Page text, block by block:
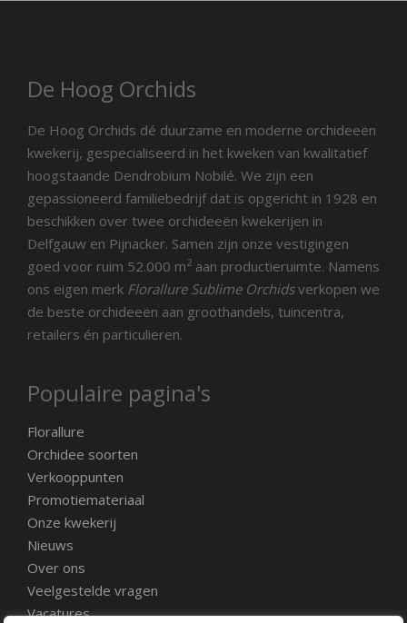
De Hoog Orchids
De Hoog Orchids dé duurzame en moderne orchideeën
kwekerij, gespecialiseerd in het kweken van kwalitatief
hoogstaande Dendrobium Nobilé. We zijn een
gepassioneerd familiebedrijf dat is opgericht in 1928 en
beschikken over twee orchideeën kwekerijen in
Delfgauw en Pijnacker. Samen zijn onze vestigingen
goed voor ruim 52.000 m2 aan productieruimte. Namens
ons eigen merk Florallure Sublime Orchidsverkopen we
de beste orchideeën aan groothandels, tuincentra,
retailers én particulieren.
Populaire pagina's
Florallure
Orchidee soorten
Verkooppunten
Promotiemateriaal
Onze kwekerij
Nieuws
Over ons
Veelgestelde vragen
Vacatures